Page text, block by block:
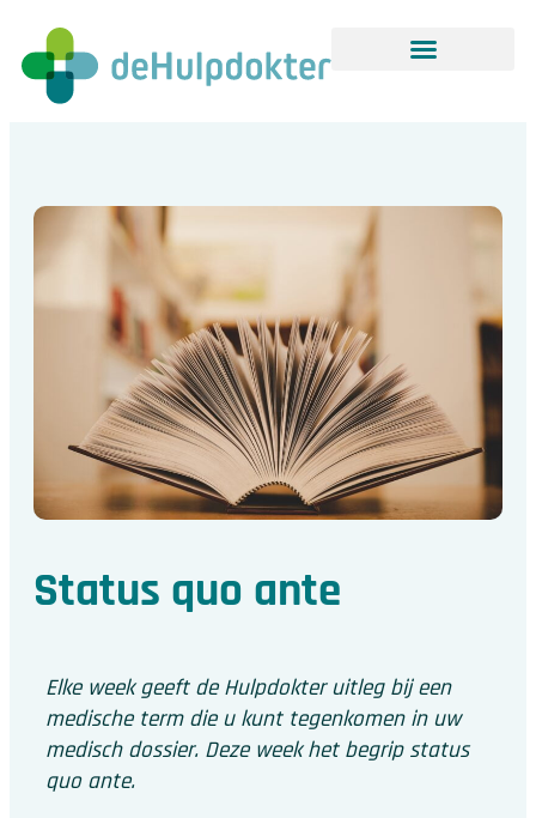
Status quo ante
Elke week geeft de Hulpdokter uitleg bij een
medische term die u kunt tegenkomen in uw
medisch dossier. Deze week het begrip status
quo ante.